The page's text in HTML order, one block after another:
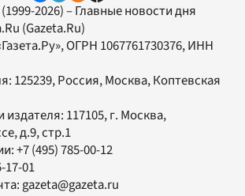
2026) – Главные новости дня
(Gazeta.Ru)
, ОГРН 1067761730376, ИНН
125239, Россия, Москва, Коптевская
издателя: 117105, г. Москва,
д.9, стр.1
+7 (495) 785-00-12
17-01
gazeta@gazeta.ru